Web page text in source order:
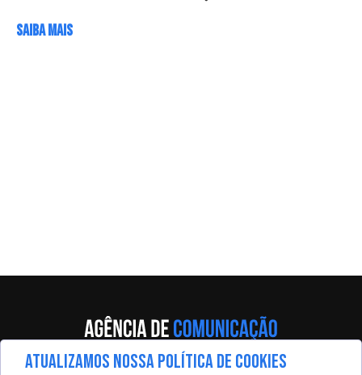
SAIBA MAIS
ATUALIZAMOS NOSSA POLÍTICA DE COOKIES